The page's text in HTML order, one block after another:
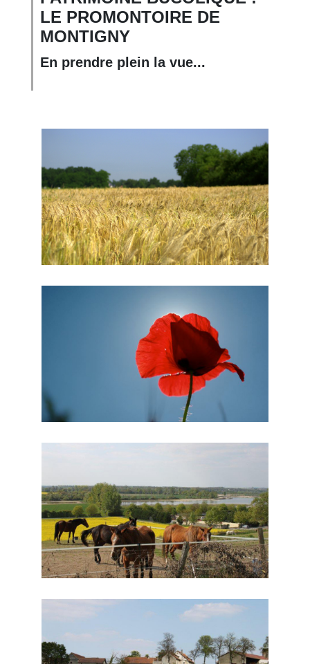
LE PROMONTOIRE DE
MONTIGNY
En prendre plein la vue...